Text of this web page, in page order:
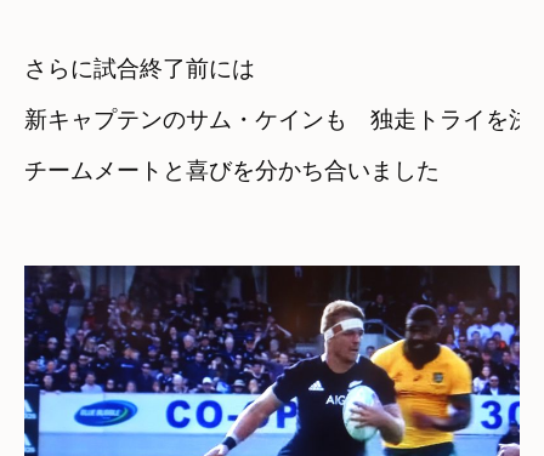
さらに試合終了前には
新キャプテンのサム・ケインも　独走トライを決
チームメートと喜びを分かち合いました